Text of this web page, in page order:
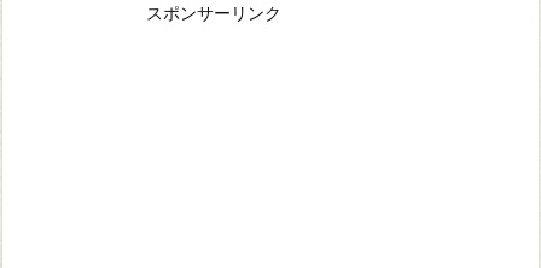
スポンサーリンク